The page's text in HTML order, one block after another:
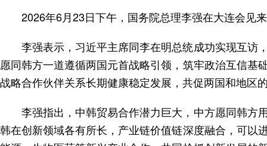
2026年6月23日下午，国务院总理李强在大连会见
李强表示，习近平主席同李在明总统成功实现互访
愿同韩方一道遵循两国元首战略引领，筑牢政治互信
战略合作伙伴关系长期健康稳定发展，共促两国和地区
李强指出，中韩贸易合作潜力巨大，中方愿同韩方
韩在创新领域各有所长，产业链价值链深度融合，可以